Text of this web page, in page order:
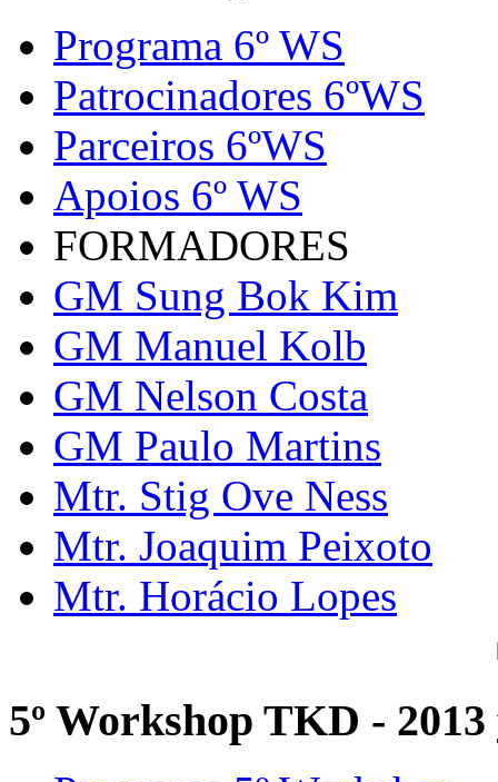
Programa 6º WS
Patrocinadores 6ºWS
Parceiros 6ºWS
Apoios 6º WS
FORMADORES
GM Sung Bok Kim
GM Manuel Kolb
GM Nelson Costa
GM Paulo Martins
Mtr. Stig Ove Ness
Mtr. Joaquim Peixoto
Mtr. Horácio Lopes
5º Workshop TKD - 2013